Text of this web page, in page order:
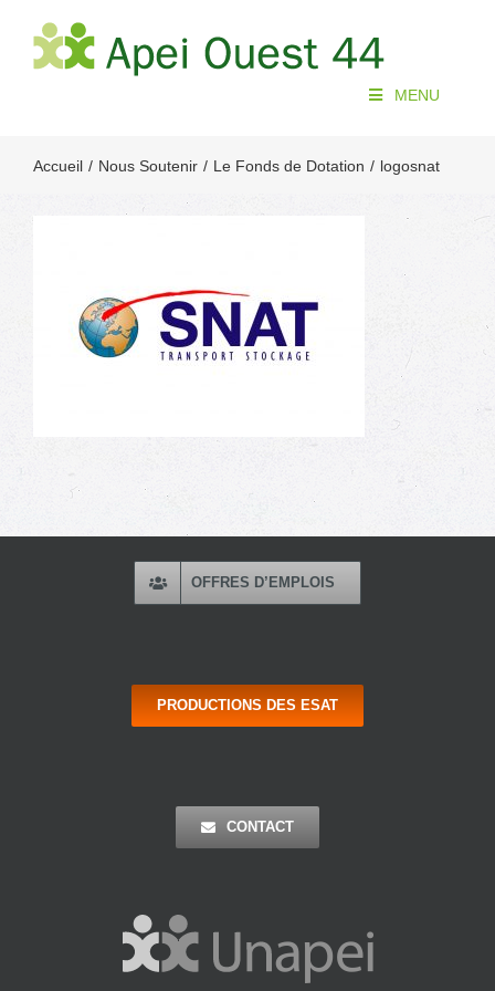
contenu
MENU
Accueil Nous Soutenir Le Fonds de Dotation logosnat
OFFRES D’EMPLOIS
PRODUCTIONS DES ESAT
CONTACT